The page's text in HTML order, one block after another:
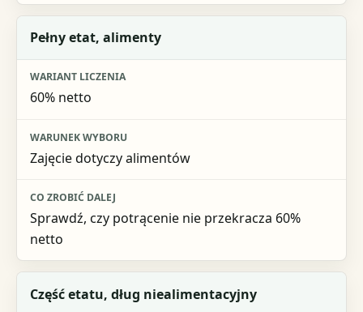
Pełny etat, alimenty
60% netto
Zajęcie dotyczy alimentów
Sprawdź, czy potrącenie nie przekracza 60%
netto
Część etatu, dług niealimentacyjny